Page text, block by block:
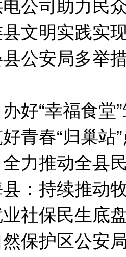
公司助力民
文明实践实
公安局多举
好“幸福食堂
青春“归巢站
力推动全县
：持续推动
社保民生底
保护区公安